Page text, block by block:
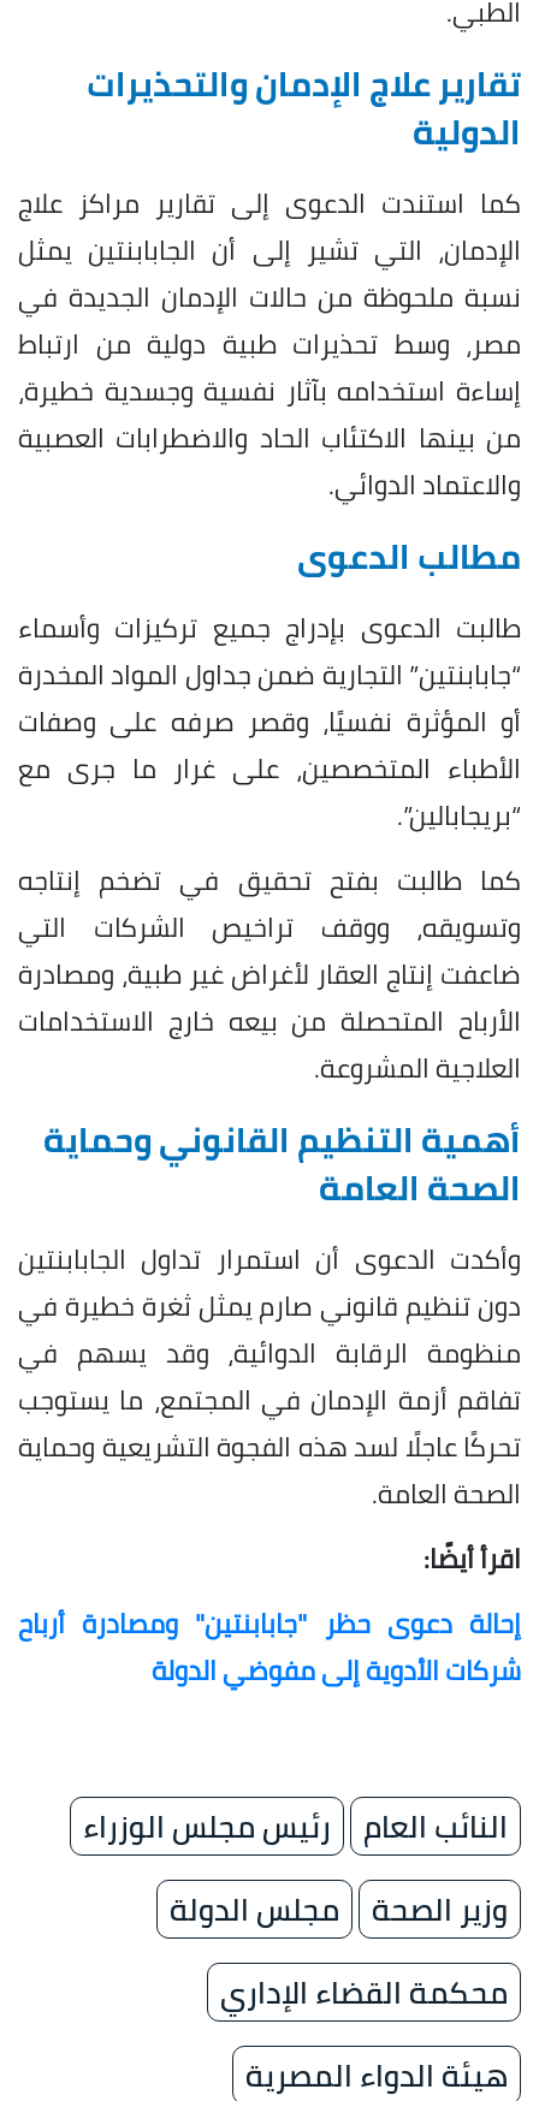
الطبي.
تقارير علاج الإدمان والتحذيرات
الدولية
كما استندت الدعوى إلى تقارير مراكز علاج
الإدمان، التي تشير إلى أن الجابابنتين يمثل
نسبة ملحوظة من حالات الإدمان الجديدة في
مصر، وسط تحذيرات طبية دولية من ارتباط
إساءة استخدامه بآثار نفسية وجسدية خطيرة،
من بينها الاكتئاب الحاد والاضطرابات العصبية
والاعتماد الدوائي.
مطالب الدعوى
طالبت الدعوى بإدراج جميع تركيزات وأسماء
“جابابنتين” التجارية ضمن جداول المواد المخدرة
أو المؤثرة نفسيًا، وقصر صرفه على وصفات
الأطباء المتخصصين، على غرار ما جرى مع
“بريجابالين”.
كما طالبت بفتح تحقيق في تضخم إنتاجه
وتسويقه، ووقف تراخيص الشركات التي
ضاعفت إنتاج العقار لأغراض غير طبية، ومصادرة
الأرباح المتحصلة من بيعه خارج الاستخدامات
العلاجية المشروعة.
أهمية التنظيم القانوني وحماية
الصحة العامة
وأكدت الدعوى أن استمرار تداول الجابابنتين
دون تنظيم قانوني صارم يمثل ثغرة خطيرة في
منظومة الرقابة الدوائية، وقد يسهم في
تفاقم أزمة الإدمان في المجتمع، ما يستوجب
تحركًا عاجلًا لسد هذه الفجوة التشريعية وحماية
الصحة العامة.
اقرأ أيضًا:
إحالة دعوى حظر "جابابنتين" ومصادرة أرباح
شركات الأدوية إلى مفوضي الدولة
النائب العام
رئيس مجلس الوزراء
وزير الصحة
مجلس الدولة
محكمة القضاء الإداري
هيئة الدواء المصرية